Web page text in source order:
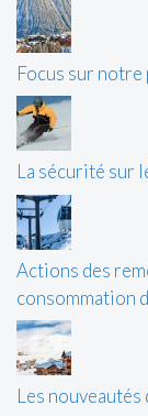
Focus sur
La sécurité sur
Actions des
consommation
Les